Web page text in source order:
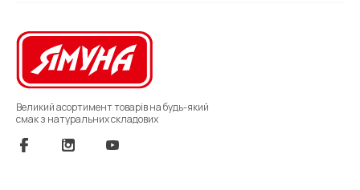
Великий асортимент товарів на будь-який
смак з натуральних складових